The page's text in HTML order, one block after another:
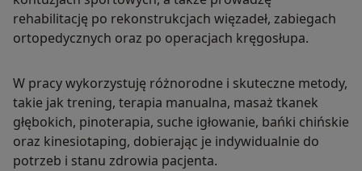
rehabilitację po rekonstrukcjach więzadeł, zabiegach
ortopedycznych oraz po operacjach kręgosłupa.
W pracy wykorzystuję różnorodne i skuteczne metody,
takie jak trening, terapia manualna, masaż tkanek
głębokich, pinoterapia, suche igłowanie, bańki chińskie
oraz kinesiotaping, dobierając je indywidualnie do
potrzeb i stanu zdrowia pacjenta.